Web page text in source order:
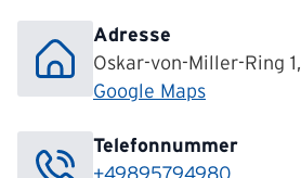
Adresse
Oskar-von-Miller-Ring
Google Maps
Telefonnummer
+49895794980